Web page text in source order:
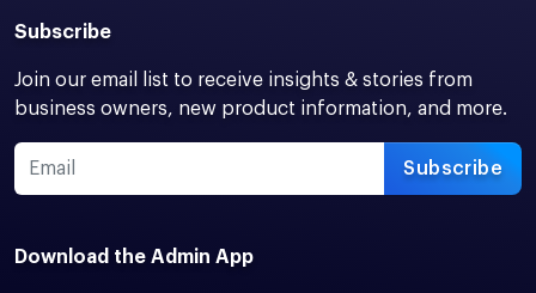
Subscribe
Join our email list to receive insights & stories from
business owners, new product information, and more.
Subscribe
Download the Admin App